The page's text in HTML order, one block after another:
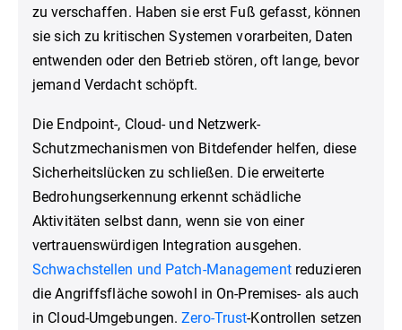
zu verschaffen. Haben sie erst Fuß gefasst, können
sie sich zu kritischen Systemen vorarbeiten, Daten
entwenden oder den Betrieb stören, oft lange, bevor
jemand Verdacht schöpft.
Die Endpoint-, Cloud- und Netzwerk-
Schutzmechanismen von Bitdefender helfen, diese
Sicherheitslücken zu schließen. Die erweiterte
Bedrohungserkennung erkennt schädliche
Aktivitäten selbst dann, wenn sie von einer
vertrauenswürdigen Integration ausgehen.
Schwachstellen und Patch-Managementreduzieren
die Angriffsfläche sowohl in On-Premises- als auch
in Cloud-Umgebungen.Zero-Trust-Kontrollen setzen